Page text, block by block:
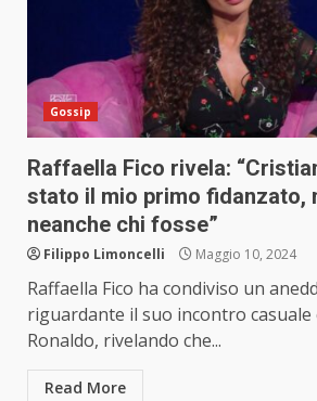
Gossip
Raffaella Fico rivela:
stato il mio primo fidanzato,
neanche chi fosse”
Filippo Limoncelli Maggio 10, 2024
Raffaella Fico ha condiviso un
riguardante il suo incontro casuale
Ronaldo, rivelando che...
Read More